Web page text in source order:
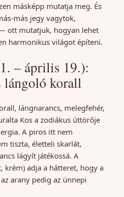
másképp mutatja meg. És
más jegy vagytok,
ott mutatjuk, hogyan lehet
harmonikus világot építeni.
– április 19.):
lángoló korall
lángnarancs, melegfehér,
Kos a zodiákus úttörője
A piros itt nem
tiszta, életteli skarlát,
lágyít játékossá. A
krém) adja a hátteret, hogy a
arany pedig az ünnepi